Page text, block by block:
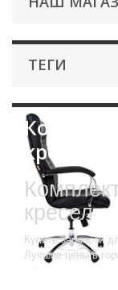
ТЕГИ
кресел
кресел
Купить запчасти
Лучшие цены в